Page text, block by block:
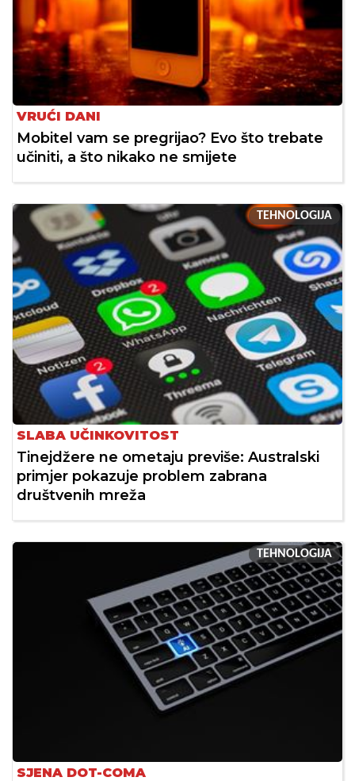
VRUĆI DANI
Mobitel vam se pregrijao? Evo što trebate
učiniti, a što nikako ne smijete
TEHNOLOGIJA
SLABA UČINKOVITOST
Tinejdžere ne ometaju previše: Australski
primjer pokazuje problem zabrana
društvenih mreža
TEHNOLOGIJA
SJENA DOT-COMA